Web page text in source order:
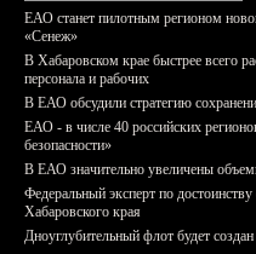
ЕАО станет пилотным регионом
«Сенеж»
В Хабаровском крае быстрее всего
персонала и рабочих
В ЕАО обсудили стратегию
ЕАО - в числе 40 российских
безопасности»
В ЕАО значительно увеличены
Федеральный эксперт по
Хабаровского края
Дноуглубительный флот будет